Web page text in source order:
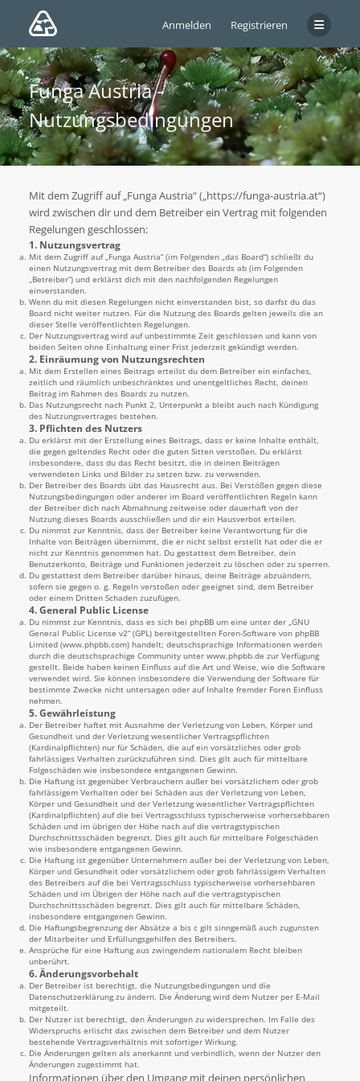
Anmelden Registrieren
Funga Austria -
Nutzungsbedingungen
Mit dem Zugriff auf „Funga Austria“ („https://funga-austria.at“)
wird zwischen dir und dem Betreiber ein Vertrag mit folgenden
Regelungen geschlossen:
1. Nutzungsvertrag
Mit dem Zugriff auf „Funga Austria“ (im Folgenden „das Board“) schließt du
einen Nutzungsvertrag mit dem Betreiber des Boards ab (im Folgenden
„Betreiber“) und erklärst dich mit den nachfolgenden Regelungen
einverstanden.
Wenn du mit diesen Regelungen nicht einverstanden bist, so darfst du das
Board nicht weiter nutzen. Für die Nutzung des Boards gelten jeweils die an
dieser Stelle veröffentlichten Regelungen.
Der Nutzungsvertrag wird auf unbestimmte Zeit geschlossen und kann von
beiden Seiten ohne Einhaltung einer Frist jederzeit gekündigt werden.
2. Einräumung von Nutzungsrechten
Mit dem Erstellen eines Beitrags erteilst du dem Betreiber ein einfaches,
zeitlich und räumlich unbeschränktes und unentgeltliches Recht, deinen
Beitrag im Rahmen des Boards zu nutzen.
Das Nutzungsrecht nach Punkt 2, Unterpunkt a bleibt auch nach Kündigung
des Nutzungsvertrages bestehen.
3. Pflichten des Nutzers
Du erklärst mit der Erstellung eines Beitrags, dass er keine Inhalte enthält,
die gegen geltendes Recht oder die guten Sitten verstoßen. Du erklärst
insbesondere, dass du das Recht besitzt, die in deinen Beiträgen
verwendeten Links und Bilder zu setzen bzw. zu verwenden.
Der Betreiber des Boards übt das Hausrecht aus. Bei Verstößen gegen diese
Nutzungsbedingungen oder anderer im Board veröffentlichten Regeln kann
der Betreiber dich nach Abmahnung zeitweise oder dauerhaft von der
Nutzung dieses Boards ausschließen und dir ein Hausverbot erteilen.
Du nimmst zur Kenntnis, dass der Betreiber keine Verantwortung für die
Inhalte von Beiträgen übernimmt, die er nicht selbst erstellt hat oder die er
nicht zur Kenntnis genommen hat. Du gestattest dem Betreiber, dein
Benutzerkonto, Beiträge und Funktionen jederzeit zu löschen oder zu sperren.
Du gestattest dem Betreiber darüber hinaus, deine Beiträge abzuändern,
sofern sie gegen o. g. Regeln verstoßen oder geeignet sind, dem Betreiber
oder einem Dritten Schaden zuzufügen.
4. General Public License
Du nimmst zur Kenntnis, dass es sich bei phpBB um eine unter der „GNU
General Public License v2“ (GPL) bereitgestellten Foren-Software von phpBB
Limited (www.phpbb.com) handelt; deutschsprachige Informationen werden
durch die deutschsprachige Community unter www.phpbb.de zur Verfügung
gestellt. Beide haben keinen Einfluss auf die Art und Weise, wie die Software
verwendet wird. Sie können insbesondere die Verwendung der Software für
bestimmte Zwecke nicht untersagen oder auf Inhalte fremder Foren Einfluss
nehmen.
5. Gewährleistung
Der Betreiber haftet mit Ausnahme der Verletzung von Leben, Körper und
Gesundheit und der Verletzung wesentlicher Vertragspflichten
(Kardinalpflichten) nur für Schäden, die auf ein vorsätzliches oder grob
fahrlässiges Verhalten zurückzuführen sind. Dies gilt auch für mittelbare
Folgeschäden wie insbesondere entgangenen Gewinn.
Die Haftung ist gegenüber Verbrauchern außer bei vorsätzlichem oder grob
fahrlässigem Verhalten oder bei Schäden aus der Verletzung von Leben,
Körper und Gesundheit und der Verletzung wesentlicher Vertragspflichten
(Kardinalpflichten) auf die bei Vertragsschluss typischerweise vorhersehbaren
Schäden und im übrigen der Höhe nach auf die vertragstypischen
Durchschnittsschäden begrenzt. Dies gilt auch für mittelbare Folgeschäden
wie insbesondere entgangenen Gewinn.
Die Haftung ist gegenüber Unternehmern außer bei der Verletzung von Leben,
Körper und Gesundheit oder vorsätzlichem oder grob fahrlässigem Verhalten
des Betreibers auf die bei Vertragsschluss typischerweise vorhersehbaren
Schäden und im Übrigen der Höhe nach auf die vertragstypischen
Durchschnittsschäden begrenzt. Dies gilt auch für mittelbare Schäden,
insbesondere entgangenen Gewinn.
Die Haftungsbegrenzung der Absätze a bis c gilt sinngemäß auch zugunsten
der Mitarbeiter und Erfüllungsgehilfen des Betreibers.
Ansprüche für eine Haftung aus zwingendem nationalem Recht bleiben
unberührt.
6. Änderungsvorbehalt
Der Betreiber ist berechtigt, die Nutzungsbedingungen und die
Datenschutzerklärung zu ändern. Die Änderung wird dem Nutzer per E-Mail
mitgeteilt.
Der Nutzer ist berechtigt, den Änderungen zu widersprechen. Im Falle des
Widerspruchs erlischt das zwischen dem Betreiber und dem Nutzer
bestehende Vertragsverhältnis mit sofortiger Wirkung.
Die Änderungen gelten als anerkannt und verbindlich, wenn der Nutzer den
Änderungen zugestimmt hat.
Informationen über den Umgang mit deinen persönlichen